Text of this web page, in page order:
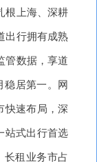
根上海、深耕
出行拥有成熟
管数据，享道
稳居第一。网
快速布局，深
站式出行首选
长租业务市占